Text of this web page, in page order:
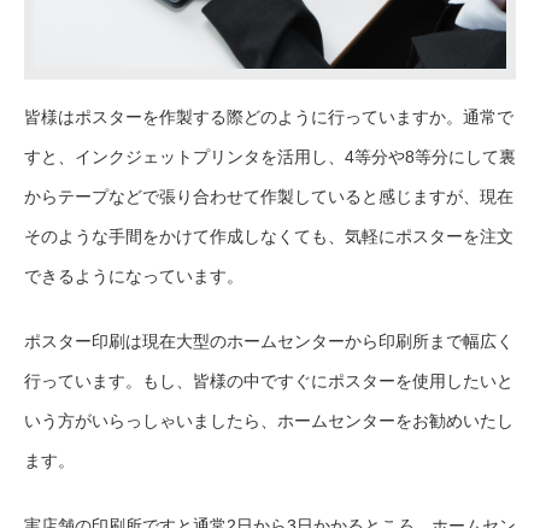
皆様はポスターを作製する際どのように行っていますか。通常で
すと、インクジェットプリンタを活用し、4等分や8等分にして裏
からテープなどで張り合わせて作製していると感じますが、現在
そのような手間をかけて作成しなくても、気軽にポスターを注文
できるようになっています。
ポスター印刷は現在大型のホームセンターから印刷所まで幅広く
行っています。もし、皆様の中ですぐにポスターを使用したいと
いう方がいらっしゃいましたら、ホームセンターをお勧めいたし
ます。